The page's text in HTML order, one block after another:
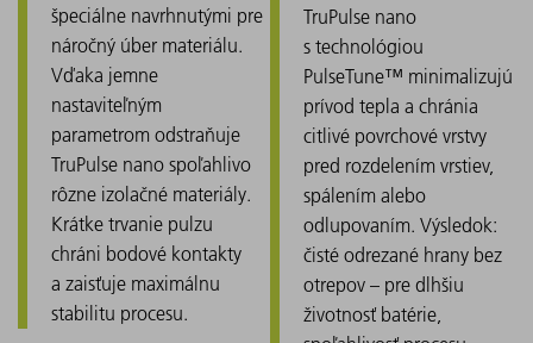
špeciálne navrhnutými pre
náročný úber materiálu.
Vďaka jemne
nastaviteľným
parametrom odstraňuje
TruPulse nano spoľahlivo
rôzne izolačné materiály.
Krátke trvanie pulzu
chráni bodové kontakty
a zaisťuje maximálnu
stabilitu procesu.
TruPulse nano
s technológiou
PulseTune™ minimalizujú
prívod tepla a chránia
citlivé povrchové vrstvy
pred rozdelením vrstiev,
spálením alebo
odlupovaním. Výsledok:
čisté odrezané hrany bez
otrepov – pre dlhšiu
životnosť batérie,